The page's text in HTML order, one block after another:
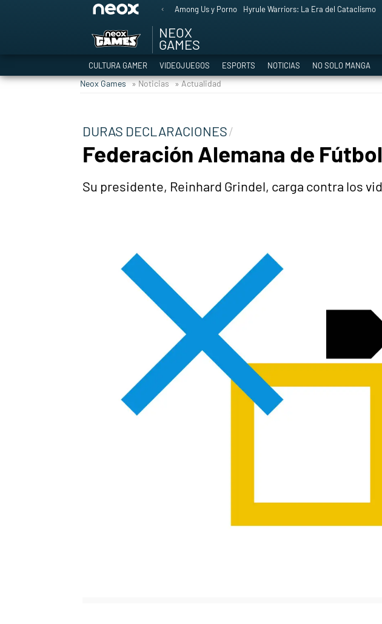
Among Us y Porno Hyrule Warriors: La Era del Cataclismo
NEOX
GAMES
CULTURA GAMER VIDEOJUEGOS ESPORTS NOTICIAS NO SOLO MANGA
Neox Games » Noticias » Actualidad
DURAS DECLARACIONES
Federación Alemana de
Su presidente, Reinhard Grindel, carga contra los